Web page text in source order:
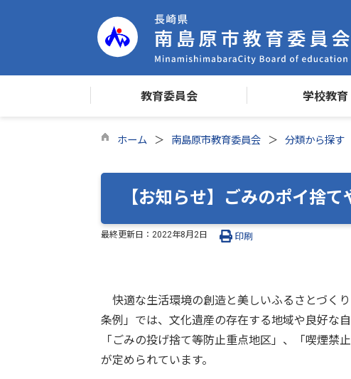
教育委員会 学校教育
ホーム 南島原市教育委員会 分類から探す
【お知らせ】ごみのポイ捨
最終更新日： 2022年8月2日 印刷
快適な生活環境の創造と美しいふるさとづく
条例」では、文化遺産の存在する地域や良好な
「ごみの投げ捨て等防止重点地区」、「喫煙禁
が定められています。